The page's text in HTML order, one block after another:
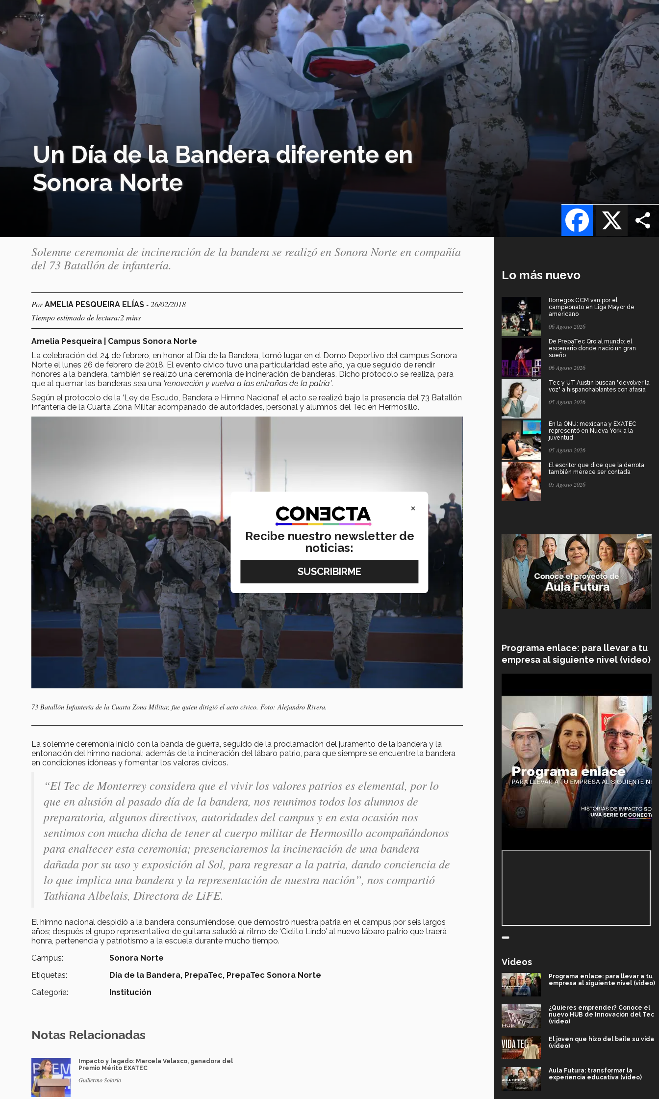
Un Día de la Bandera diferente en
Sonora Norte
X
Facebook
Solemne ceremonia de incineración de la bandera se realizó en Sonora Norte en compañía
del 73 Batallón de infantería.
PorAMELIA PESQUEIRA ELÍAS - 26/02/2018
Tiempo estimado de lectura:2 mins
Amelia Pesqueira | Campus Sonora Norte
La celebración del 24 de febrero, en honor al Día de la Bandera, tomó lugar en el Domo Deportivo del campus Sonora
Norte el lunes 26 de febrero de 2018. El evento cívico tuvo una particularidad este año, ya que seguido de rendir
honores a la bandera, también se realizó una ceremonia de incineración de banderas. Dicho protocolo se realiza, para
que al quemar las banderas sea una 'renovación y vuelva a las entrañas de la patria'.
Según el protocolo de la ‘Ley de Escudo, Bandera e Himno Nacional’ el acto se realizó bajo la presencia del 73 Batallón
Infantería de la Cuarta Zona Militar acompañado de autoridades, personal y alumnos del Tec en Hermosillo.
73 Batallón Infantería de la Cuarta Zona Militar, fue quien dirigió el acto cívico. Foto: Alejandro Rivera.
La solemne ceremonia inició con la banda de guerra, seguido de la proclamación del juramento de la bandera y la
entonación del himno nacional; además de la incineración del lábaro patrio, para que siempre se encuentre la bandera
en condiciones idóneas y fomentar los valores cívicos.
“El Tec de Monterrey considera que el vivir los valores patrios es elemental, por lo
que en alusión al pasado día de la bandera, nos reunimos todos los alumnos de
preparatoria, algunos directivos, autoridades del campus y en esta ocasión nos
sentimos con mucha dicha de tener al cuerpo militar de Hermosillo acompañándonos
para enaltecer esta ceremonia; presenciaremos la incineración de una bandera
dañada por su uso y exposición al Sol, para regresar a la patria, dando conciencia de
lo que implica una bandera y la representación de nuestra nación”, nos compartió
Tathiana Albelais, Directora de LiFE.
El himno nacional despidió a la bandera consumiéndose, que demostró nuestra patria en el campus por seis largos
años; después el grupo representativo de guitarra saludó al ritmo de ‘Cielito Lindo’ al nuevo lábaro patrio que traerá
honra, pertenencia y patriotismo a la escuela durante mucho tiempo.
Campus:
Sonora Norte
Etiquetas:
Día de la Bandera, PrepaTec, PrepaTec Sonora Norte
Categoría:
Institución
Notas Relacionadas
Impacto y legado: Marcela Velasco, ganadora del
Premio Mérito EXATEC
Guillermo Solorio
Lo más nuevo
Borregos CCM van por el
campeonato en Liga Mayor de
americano
06 Agosto 2026
De PrepaTec Qro al mundo: el
escenario donde nació un gran
sueño
06 Agosto 2026
Tec y UT Austin buscan "devolver la
voz" a hispanohablantes con afasia
05 Agosto 2026
En la ONU: mexicana y EXATEC
representó en Nueva York a la
juventud
05 Agosto 2026
El escritor que dice que la derrota
también merece ser contada
05 Agosto 2026
Programa enlace: para llevar a tu
empresa al siguiente nivel (video)
Videos
Programa enlace: para llevar a tu
empresa al siguiente nivel (video)
¿Quieres emprender? Conoce el
nuevo HUB de Innovación del Tec
(video)
El joven que hizo del baile su vida
(video)
Aula Futura: transformar la
experiencia educativa (video)
×
Recibe nuestro newsletter de
noticias: